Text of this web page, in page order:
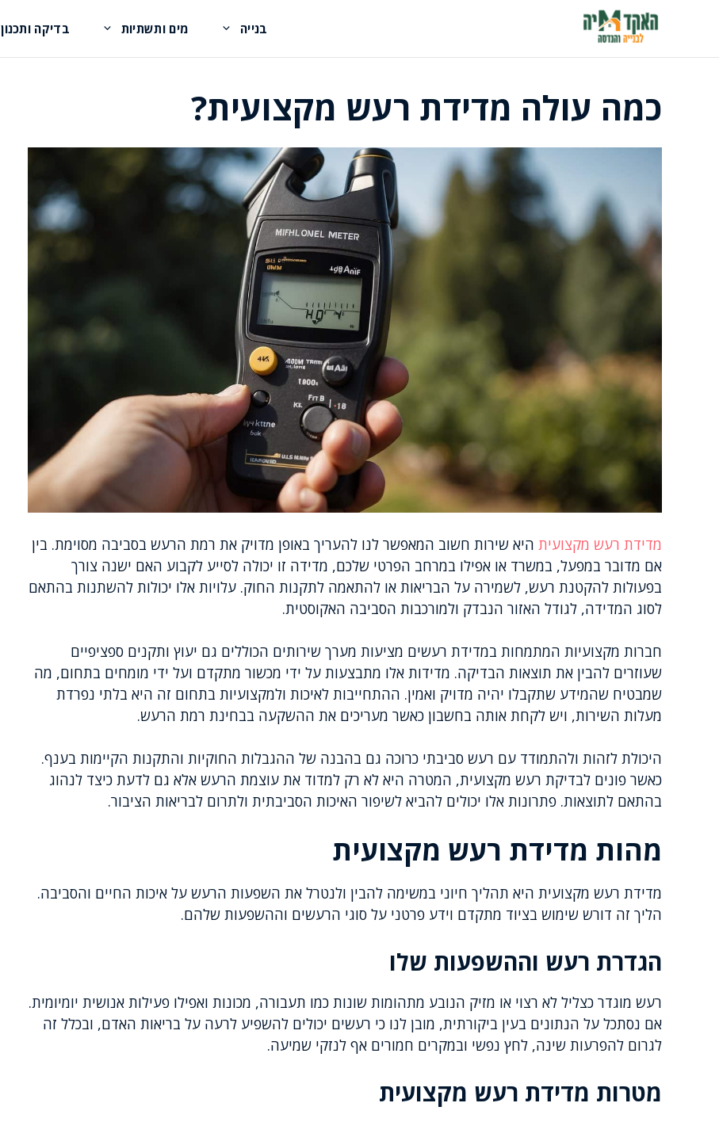
בנייה מים ותשתיות בדיקה ותכנון
כמה עולה מדידת רעש מקצועית?
מדידת רעש מקצועית היא שירות חשוב המאפשר לנו להעריך באופן מדויק את רמת הרעש בסביבה מסוימת. בין
אם מדובר במפעל, במשרד או אפילו במרחב הפרטי שלכם, מדידה זו יכולה לסייע לקבוע האם ישנה צורך
בפעולות להקטנת רעש, לשמירה על הבריאות או להתאמה לתקנות החוק. עלויות אלו יכולות להשתנות בהתאם
לסוג המדידה, לגודל האזור הנבדק ולמורכבות הסביבה האקוסטית.
חברות מקצועיות המתמחות במדידת רעשים מציעות מערך שירותים הכוללים גם יעוץ ותקנים ספציפיים
שעוזרים להבין את תוצאות הבדיקה. מדידות אלו מתבצעות על ידי מכשור מתקדם ועל ידי מומחים בתחום, מה
שמבטיח שהמידע שתקבלו יהיה מדויק ואמין. ההתחייבות לאיכות ולמקצועיות בתחום זה היא בלתי נפרדת
מעלות השירות, ויש לקחת אותה בחשבון כאשר מעריכים את ההשקעה בבחינת רמת הרעש.
היכולת לזהות ולהתמודד עם רעש סביבתי כרוכה גם בהבנה של ההגבלות החוקיות והתקנות הקיימות בענף.
כאשר פונים לבדיקת רעש מקצועית, המטרה היא לא רק למדוד את עוצמת הרעש אלא גם לדעת כיצד לנהוג
בהתאם לתוצאות. פתרונות אלו יכולים להביא לשיפור האיכות הסביבתית ולתרום לבריאות הציבור.
מהות מדידת רעש מקצועית
מדידת רעש מקצועית היא תהליך חיוני במשימה להבין ולנטרל את השפעות הרעש על איכות החיים והסביבה.
הליך זה דורש שימוש בציוד מתקדם וידע פרטני על סוגי הרעשים וההשפעות שלהם.
הגדרת רעש וההשפעות שלו
רעש מוגדר כצליל לא רצוי או מזיק הנובע מתהומות שונות כמו תעבורה, מכונות ואפילו פעילות אנושית יומיומית.
אם נסתכל על הנתונים בעין ביקורתית, מובן לנו כי רעשים יכולים להשפיע לרעה על בריאות האדם, ובכלל זה
לגרום להפרעות שינה, לחץ נפשי ובמקרים חמורים אף לנזקי שמיעה.
מטרות מדידת רעש מקצועית